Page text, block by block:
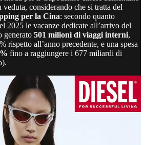
considerando che si tratta del
per la Cina: secondo quanto
2025 le vacanze dedicate all’arrivo del
generato 501 milioni di viaggi interni,
rispetto all’anno precedente, e una spesa
fino a raggiungere i 677 miliardi di